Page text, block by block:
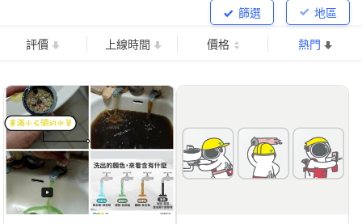
地區
篩選
評價 上線時間 價格 熱門